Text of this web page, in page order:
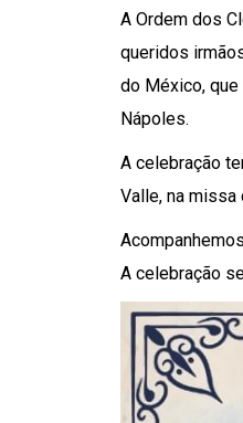
A Ordem dos
queridos
do México, que
Nápoles.
A celebração
Valle, na missa
A celebração